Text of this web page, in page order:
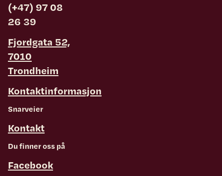
(+47) 97 08
26 39
Fjordgata 52,
7010
Trondheim
Kontaktinformasjon
Snarveier
Kontakt
Du finner oss på
Facebook